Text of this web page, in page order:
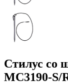
Стилус со
MC3190-S/